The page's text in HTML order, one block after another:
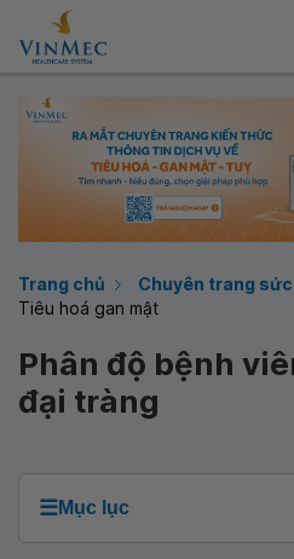
Trang chủ
Chuyên trang
Tiêu hoá gan mật
Phân độ bệnh
đại tràng
☰Mục lục